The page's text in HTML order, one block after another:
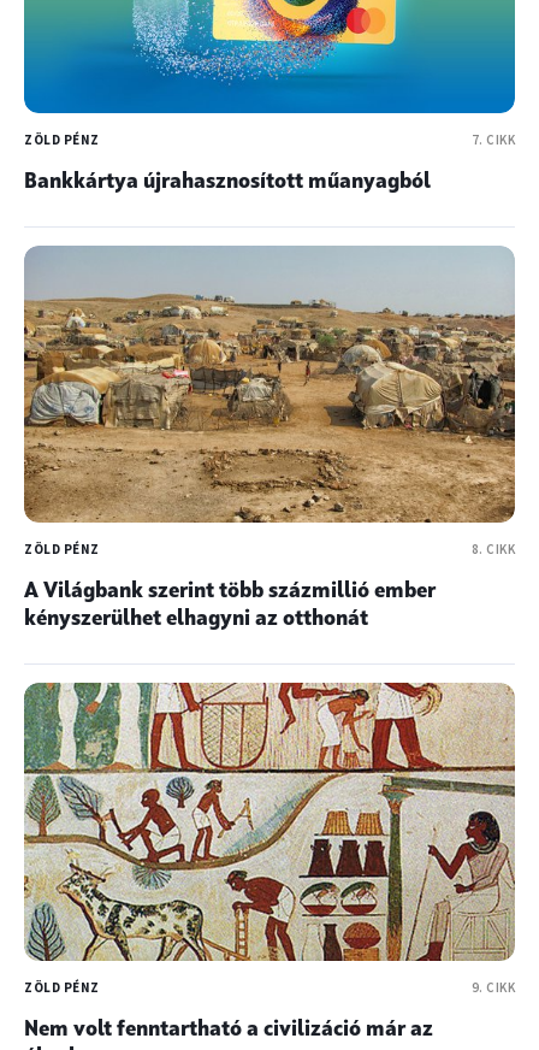
ZÖLD PÉNZ 7. CIKK
Bankkártya újrahasznosított műanyagból
ZÖLD PÉNZ 8. CIKK
A Világbank szerint több százmillió ember
kényszerülhet elhagyni az otthonát
ZÖLD PÉNZ 9. CIKK
Nem volt fenntartható a civilizáció már az